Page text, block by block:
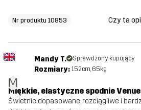
Nr produktu 10853 Czy ta
M
Mandy T. Sprawdzony kupujący
Rozmiary: 152cm, 65kg
Miękkie, elastyczne spodnie Venue
Świetnie dopasowane, rozciągliwe i